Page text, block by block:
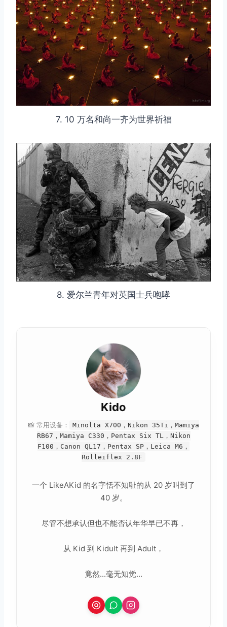
7. 10 万名和尚一齐为世界祈福
8. 爱尔兰青年对英国士兵咆哮
Kido
📸 常用设备：
Minolta X700，Nikon 35Ti，Mamiya
RB67，Mamiya C330，Pentax Six TL，Nikon
F100，Canon QL17，Pentax SP，Leica M6，
Rolleiflex 2.8F
一个 LikeAKid 的名字恬不知耻的从 20 岁叫到了
40 岁。
尽管不想承认但也不能否认年华早已不再，
从 Kid 到 Kidult 再到 Adult，
竟然...毫无知觉...
取消 搜索